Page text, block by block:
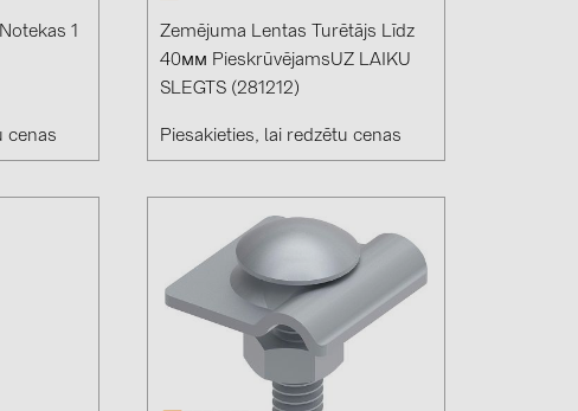
(6)
(315)
(3)
DRAKA (18)
1
cenas
Zemējuma Lentas Turētājs Līdz
40мм PieskrūvējamsUZ LAIKU
SLEGTS (281212)
Piesakieties, lai redzētu cenas